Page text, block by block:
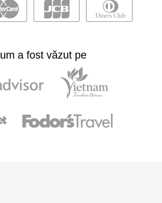
a fost văzut pe